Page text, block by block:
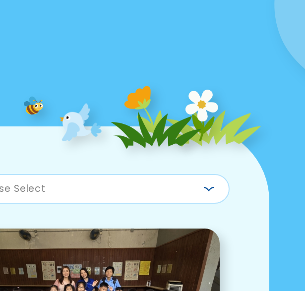
Select